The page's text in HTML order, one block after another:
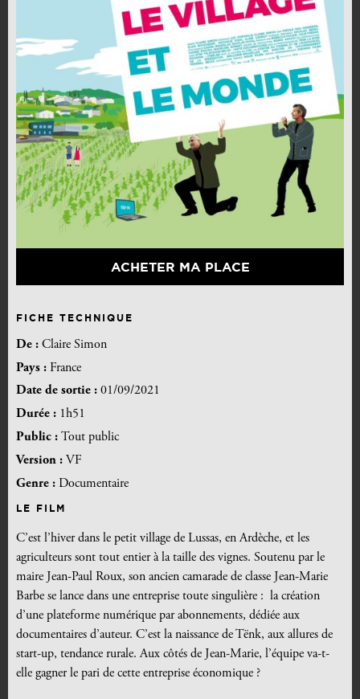
ACHETER MA PLACE
FICHE TECHNIQUE
De : Claire Simon
Pays : France
Date de sortie : 01/09/2021
Durée : 1h51
Public : Tout public
Version : VF
Genre : Documentaire
LE FILM
C’est l’hiver dans le petit village de Lussas, en Ardèche, et les
agriculteurs sont tout entier à la taille des vignes. Soutenu par le
maire Jean-Paul Roux, son ancien camarade de classe Jean-Marie
Barbe se lance dans une entreprise toute singulière : la création
d’une plateforme numérique par abonnements, dédiée aux
documentaires d’auteur. C’est la naissance de Tënk, aux allures de
start-up, tendance rurale. Aux côtés de Jean-Marie, l’équipe va-t-
elle gagner le pari de cette entreprise économique ?